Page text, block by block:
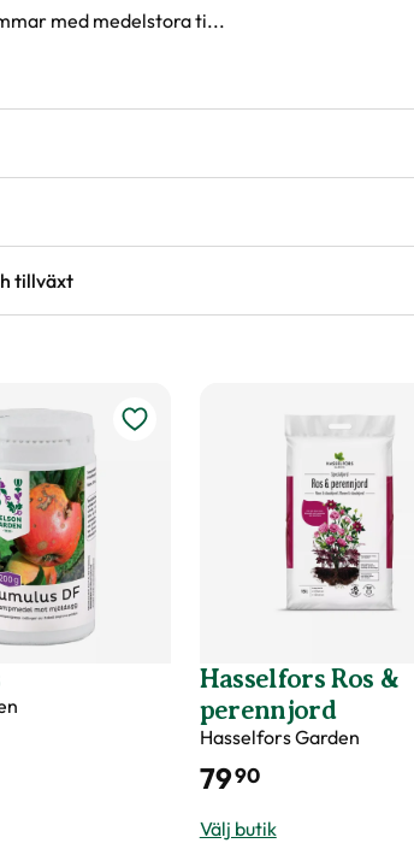
med medelstora ti...
ved, Gallra ut äldre grenar på olika höjder
tillväxt
två gånger per säsong, under våren och
Hasselfors Ros &
perennjord
Hasselfors Garden
7990
Välj butik